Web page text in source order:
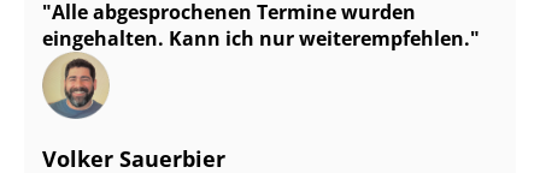
Alle abgesprochenen Termine wurden
eingehalten. Kann ich nur weiterempfehlen.
Volker Sauerbier